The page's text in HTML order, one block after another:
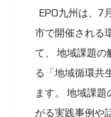
EPO九州は、7
市で開催される
て、 地域課題の
る「地域循環共
ます。 地域課
がる実践事例や